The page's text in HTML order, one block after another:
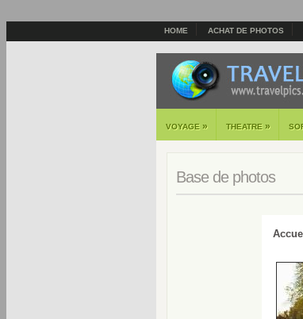
HOME ACHAT DE PHOTOS
VOYAGE » THEATRE »
Base de photos